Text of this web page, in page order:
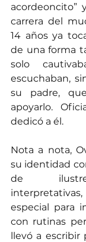
acordeoncito”
carrera del
14 años ya
de una forma
solo
escuchaban,
su padre,
apoyarlo.
dedicó a él.
Nota a nota,
su identidad
de
especial para
con rutinas
llevó a escribir